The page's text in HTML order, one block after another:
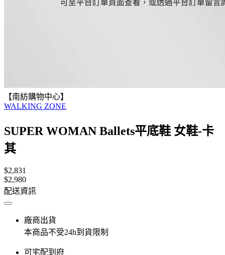
【南紡購物中心】
WALKING ZONE
SUPER WOMAN Ballets平底鞋 女鞋-卡
其
$2,831
$2,980
配送資訊
廠商出貨
本商品不受24h到貨限制
可宅配到府